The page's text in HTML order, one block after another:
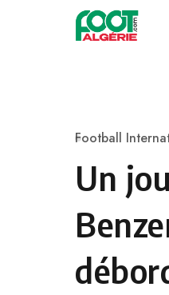
Skip to content
Category
Football
Un